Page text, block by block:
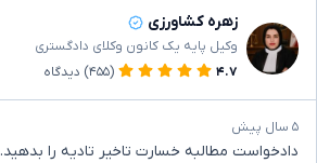
زهره کشاورزی
وکیل پایه یک کانون وکلای دادگستری
۴.۷
(۴۵۵) دیدگاه
۵ سال پیش
دادخواست مطالبه خسارت تاخیر تادیه را بدهید.